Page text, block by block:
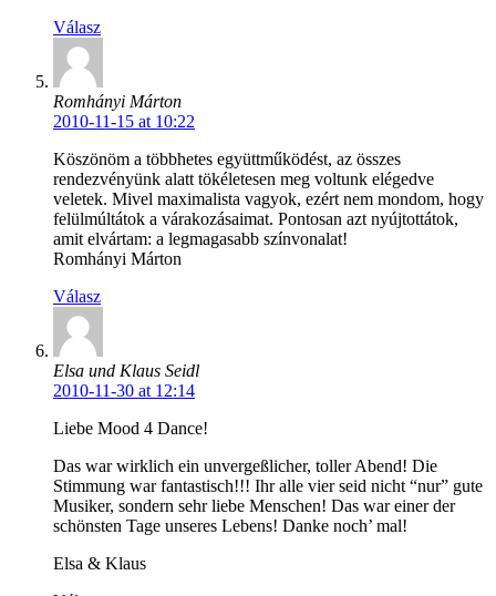
Válasz
Romhányi Márton
2010-11-15 at 10:22
Köszönöm a többhetes együttműködést, az összes
rendezvényünk alatt tökéletesen meg voltunk elégedve
veletek. Mivel maximalista vagyok, ezért nem mondom, hogy
felülmúltátok a várakozásaimat. Pontosan azt nyújtottátok,
amit elvártam: a legmagasabb színvonalat!
Romhányi Márton
Válasz
Elsa und Klaus Seidl
2010-11-30 at 12:14
Liebe Mood 4 Dance!
Das war wirklich ein unvergeßlicher, toller Abend! Die
Stimmung war fantastisch!!! Ihr alle vier seid nicht “nur” gute
Musiker, sondern sehr liebe Menschen! Das war einer der
schönsten Tage unseres Lebens! Danke noch’ mal!
Elsa & Klaus